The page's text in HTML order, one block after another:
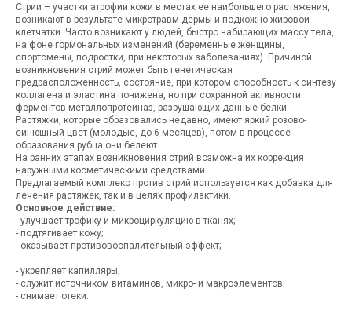
Стрии – участки атрофии кожи в местах ее наибольшего растяжения,
возникают в результате микротравм дермы и подкожно-жировой
клетчатки. Часто возникают у людей, быстро набирающих массу тела,
на фоне гормональных изменений (беременные женщины,
спортсмены, подростки, при некоторых заболеваниях). Причиной
возникновения стрий может быть генетическая
предрасположенность, состояние, при котором способность к синтезу
коллагена и эластина понижена, но при сохранной активности
ферментов-металлопротеиназ, разрушающих данные белки.
Растяжки, которые образовались недавно, имеют яркий розово-
синюшный цвет (молодые, до 6 месяцев), потом в процессе
образования рубца они белеют.
На ранних этапах возникновения стрий возможна их коррекция
наружными косметическими средствами.
Предлагаемый комплекс против стрий используется как добавка для
лечения растяжек, так и в целях профилактики.
Основное действие:
- улучшает трофику и микроциркуляцию в тканях;
- подтягивает кожу;
- оказывает противовоспалительный эффект;
- укрепляет капилляры;
- служит источником витаминов, микро- и макроэлементов;
- снимает отеки.